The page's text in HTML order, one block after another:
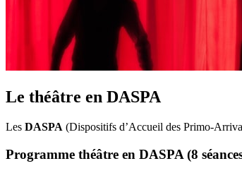
Le théâtre en DASPA
Les DASPA (Dispositifs d’Accueil des Primo-
Programme théâtre en DASPA (8